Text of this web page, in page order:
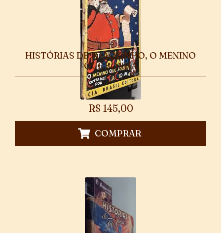
HISTÓRIAS DE JOÃOZINHO, O MENINO
QUE SONHA
R$ 145,00
COMPRAR